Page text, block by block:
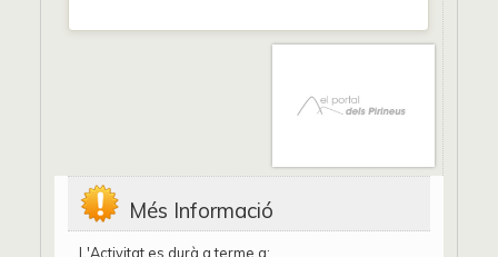
Més Informació
L'Activitat es durà a terme a: